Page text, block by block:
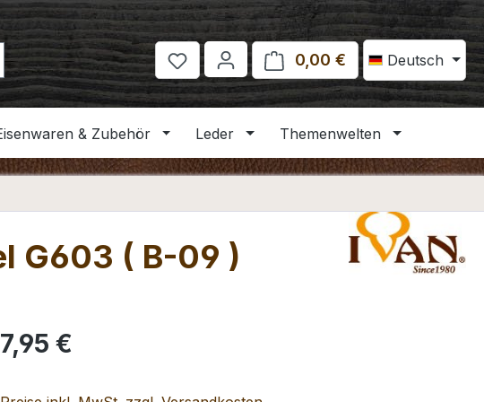
Deutsch
0,00 € Warenkorb
& Zubehör Leder Themenwelten
G603 ( B-09 )
Regulärer Preis:
7,95 €